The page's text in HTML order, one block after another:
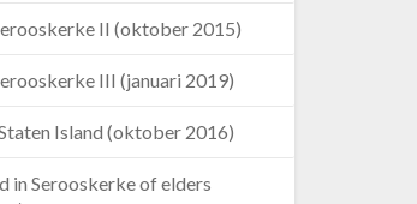
II (oktober 2015)
III (januari 2019)
Island (oktober 2016)
in Serooskerke of elders